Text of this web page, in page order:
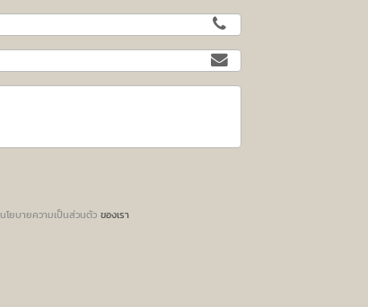
นโยบายความเป็นส่วนตัว ของเรา